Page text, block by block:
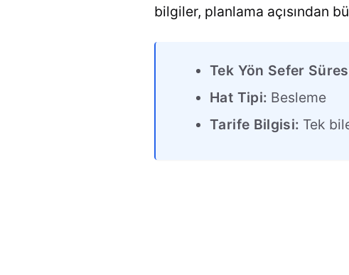
bilgiler, planlama açısından
Tek Yön Sefer
Hat Tipi: Besleme
Tarife Bilgisi: Tek